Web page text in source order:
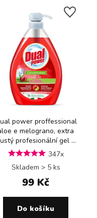
power proffessional
e melograno, extra
profesionální gel ...
347x
Skladem > 5 ks
99 Kč
Do košíku